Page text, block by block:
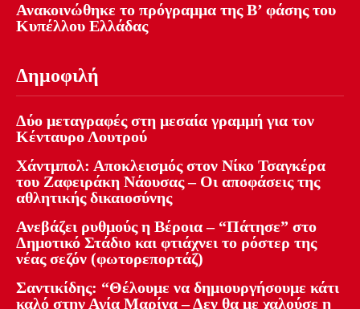
Ανακοινώθηκε το πρόγραμμα της Β’ φάσης του
Κυπέλλου Ελλάδας
Δημοφιλή
Δύο μεταγραφές στη μεσαία γραμμή για τον
Κένταυρο Λουτρού
Χάντμπολ: Αποκλεισμός στον Νίκο Τσαγκέρα
του Ζαφειράκη Νάουσας – Οι αποφάσεις της
αθλητικής δικαιοσύνης
Ανεβάζει ρυθμούς η Βέροια – “Πάτησε” στο
Δημοτικό Στάδιο και φτιάχνει το ρόστερ της
νέας σεζόν (φωτορεπορτάζ)
Σαντικίδης: “Θέλουμε να δημιουργήσουμε κάτι
καλό στην Αγία Μαρίνα – Δεν θα με χαλούσε η